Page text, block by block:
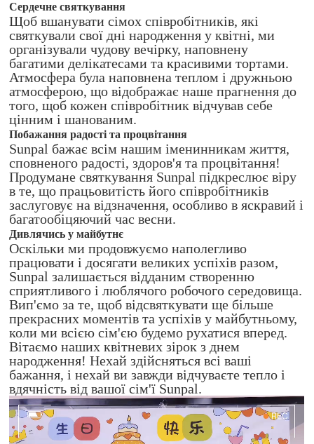
Сердечне святкування
Щоб вшанувати сімох співробітників, які
святкували свої дні народження у квітні, ми
організували чудову вечірку, наповнену
багатими делікатесами та красивими тортами.
Атмосфера була наповнена теплом і дружньою
атмосферою, що відображає наше прагнення до
того, щоб кожен співробітник відчував себе
цінним і шанованим.
Побажання радості та процвітання
Sunpal бажає всім нашим іменинникам життя,
сповненого радості, здоров'я та процвітання!
Продумане святкування Sunpal підкреслює віру
в те, що працьовитість його співробітників
заслуговує на відзначення, особливо в яскравий і
багатообіцяючий час весни.
Дивлячись у майбутнє
Оскільки ми продовжуємо наполегливо
працювати і досягати великих успіхів разом,
Sunpal залишається відданим створенню
сприятливого і люблячого робочого середовища.
Вип'ємо за те, щоб відсвяткувати ще більше
прекрасних моментів та успіхів у майбутньому,
коли ми всією сім'єю будемо рухатися вперед.
Вітаємо наших квітневих зірок з днем
народження! Нехай здійсняться всі ваші
бажання, і нехай ви завжди відчуваєте тепло і
вдячність від вашої сім'ї Sunpal.